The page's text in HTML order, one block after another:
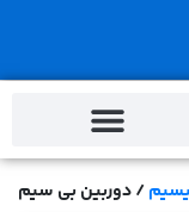
/ دوربین بی سیم